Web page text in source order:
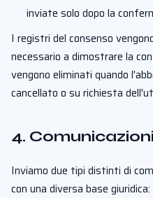
inviate solo dopo la
I registri del consenso
necessario a dimostrare la
vengono eliminati quando
cancellato o su richiesta
4.
Inviamo due tipi distinti di
con una diversa base giuridica: